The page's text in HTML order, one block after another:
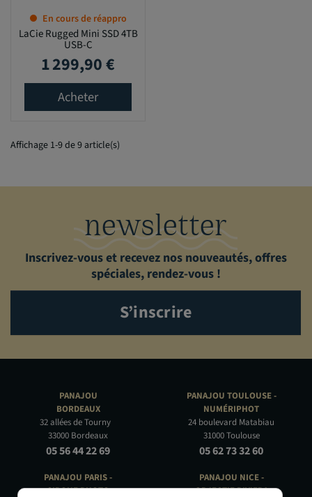
En cours de réappro
LaCie Rugged Mini SSD 4TB
USB-C
Prix
1 299,90 €
Acheter
Affichage 1-9 de 9 article(s)
newsletter
Inscrivez-vous et recevez nos nouveautés, offres
spéciales, rendez-vous !
S’inscrire
PANAJOU
BORDEAUX
32 allées de Tourny
33000 Bordeaux
05 56 44 22 69
PANAJOU PARIS -
CIRQUE PHOTO
PANAJOU TOULOUSE -
NUMÉRIPHOT
24 boulevard Matabiau
31000 Toulouse
05 62 73 32 60
PANAJOU NICE -
OBJECTIF RIVIERA